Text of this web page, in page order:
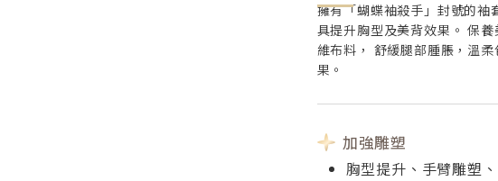
擁有「蝴蝶袖殺手」封號的袖
具提升胸型及美背效果。 保
維布料， 舒緩腿部腫脹，溫
果。
加強雕塑
胸型提升、手臂雕塑